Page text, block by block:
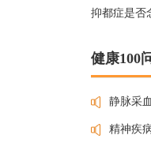
抑都症是否
健康100
静脉采
精神疾